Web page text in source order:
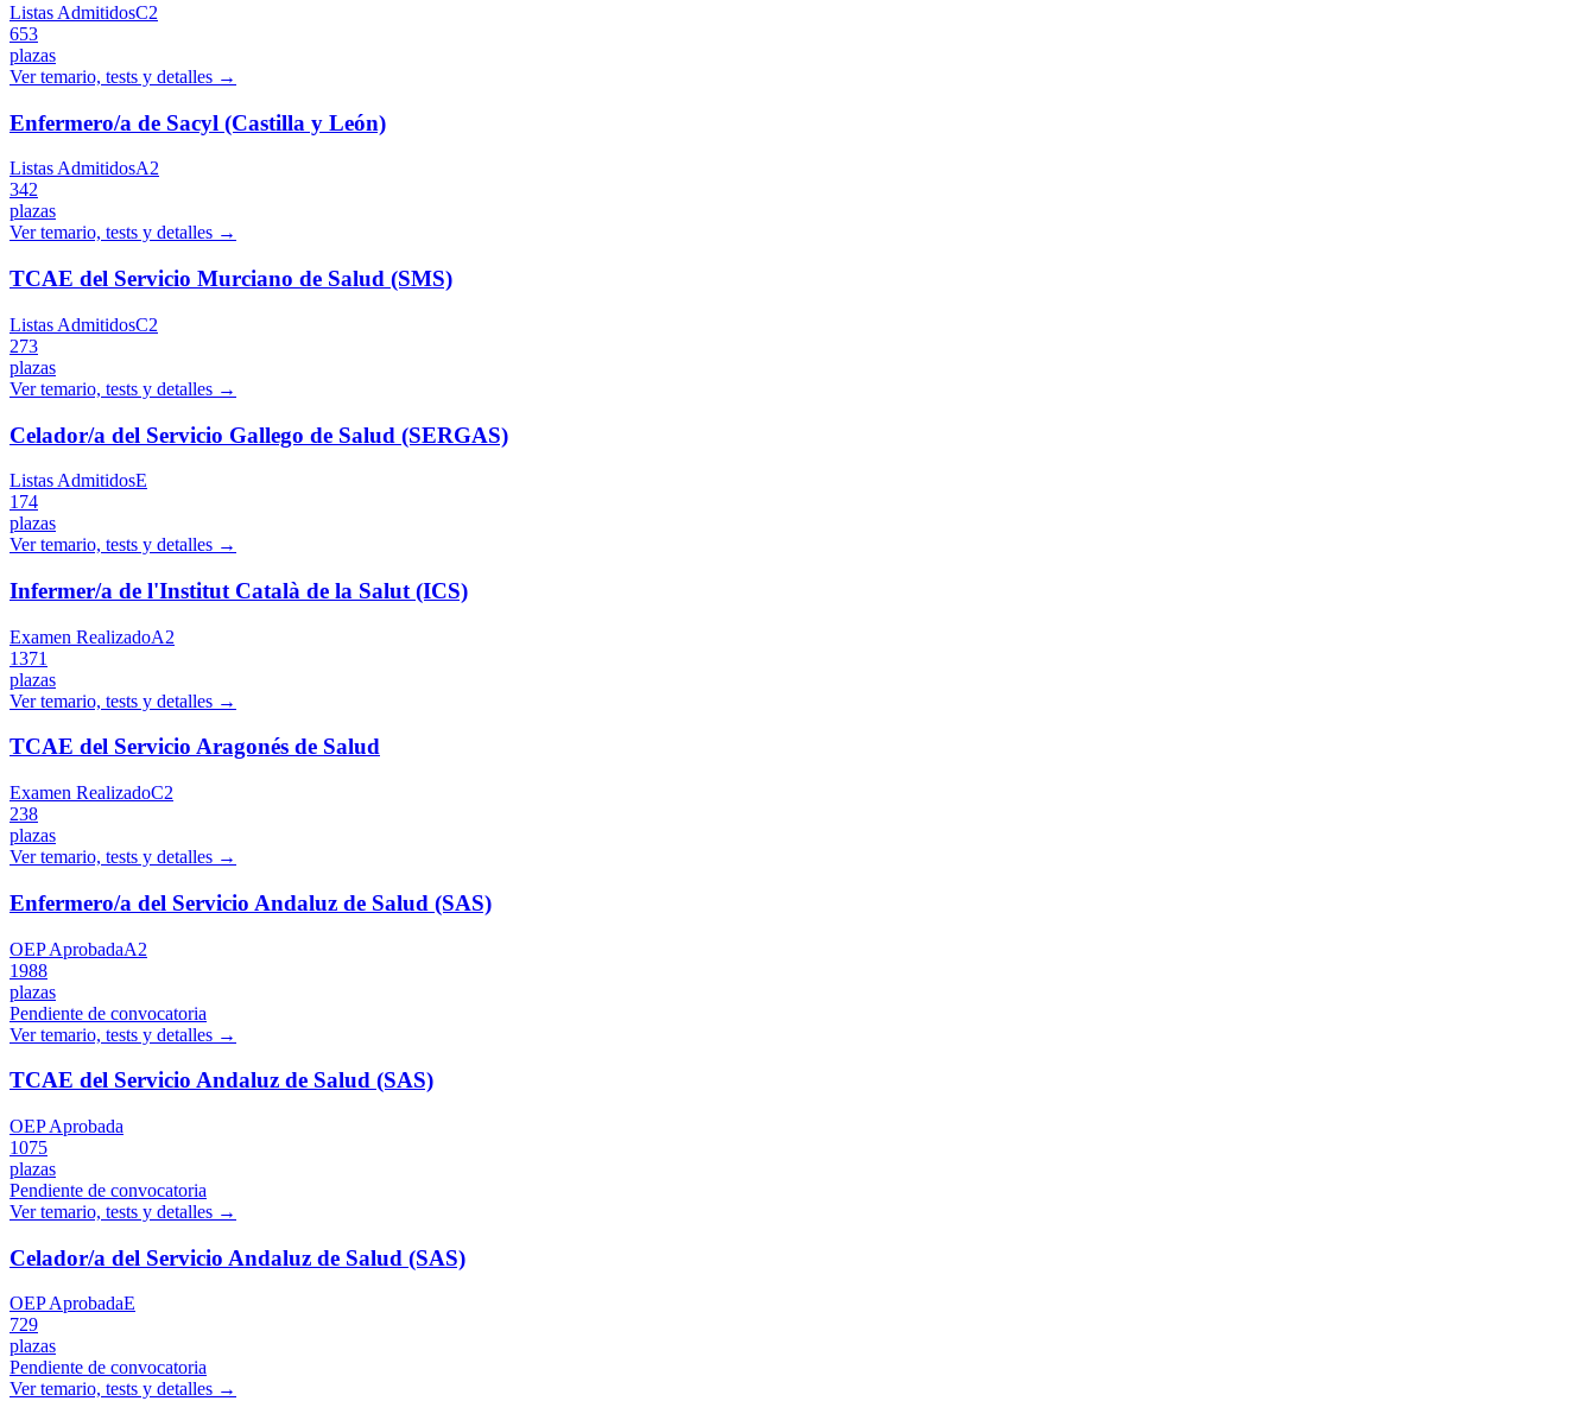
Listas AdmitidosC2
653
plazas
Ver temario, tests y detalles →
Enfermero/a de Sacyl (Castilla y León)
Listas AdmitidosA2
342
plazas
Ver temario, tests y detalles →
TCAE del Servicio Murciano de Salud (SMS)
Listas AdmitidosC2
273
plazas
Ver temario, tests y detalles →
Celador/a del Servicio Gallego de Salud (SERGAS)
Listas AdmitidosE
174
plazas
Ver temario, tests y detalles →
Infermer/a de l'Institut Català de la Salut (ICS)
Examen RealizadoA2
1371
plazas
Ver temario, tests y detalles →
TCAE del Servicio Aragonés de Salud
Examen RealizadoC2
238
plazas
Ver temario, tests y detalles →
Enfermero/a del Servicio Andaluz de Salud (SAS)
OEP AprobadaA2
1988
plazas
Pendiente de convocatoria
Ver temario, tests y detalles →
TCAE del Servicio Andaluz de Salud (SAS)
OEP Aprobada
1075
plazas
Pendiente de convocatoria
Ver temario, tests y detalles →
Celador/a del Servicio Andaluz de Salud (SAS)
OEP AprobadaE
729
plazas
Pendiente de convocatoria
Ver temario, tests y detalles →